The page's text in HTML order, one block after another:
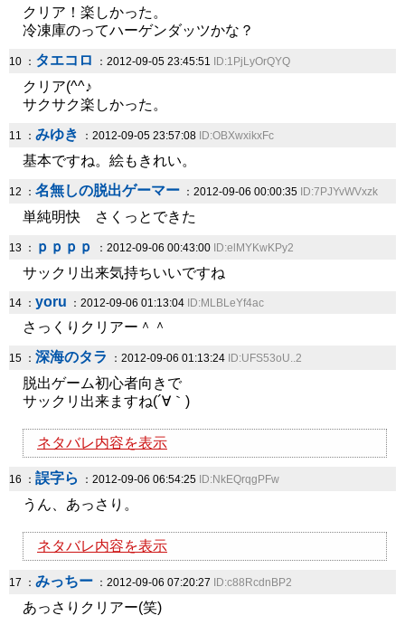
クリア！楽しかった。
冷凍庫のってハーゲンダッツかな？
10 ： タエコロ ：2012-09-05 23:45:51 ID:1PjLyOrQYQ
クリア(^^♪
サクサク楽しかった。
11 ： みゆき ：2012-09-05 23:57:08 ID:OBXwxikxFc
基本ですね。絵もきれい。
12 ： 名無しの脱出ゲーマー ：2012-09-06 00:00:35 ID:7PJYvWVxzk
単純明快 さくっとできた
13 ： ｐｐｐｐ ：2012-09-06 00:43:00 ID:elMYKwKPy2
サックリ出来気持ちいいですね
14 ： yoru ：2012-09-06 01:13:04 ID:MLBLeYf4ac
さっくりクリアー＾＾
15 ： 深海のタラ ：2012-09-06 01:13:24 ID:UFS53oU..2
脱出ゲーム初心者向きで
サックリ出来ますね(´∀｀)
ネタバレ内容を表示
16 ： 誤字ら ：2012-09-06 06:54:25 ID:NkEQrqgPFw
うん、あっさり。
ネタバレ内容を表示
17 ： みっちー ：2012-09-06 07:20:27 ID:c88RcdnBP2
あっさりクリアー(笑)